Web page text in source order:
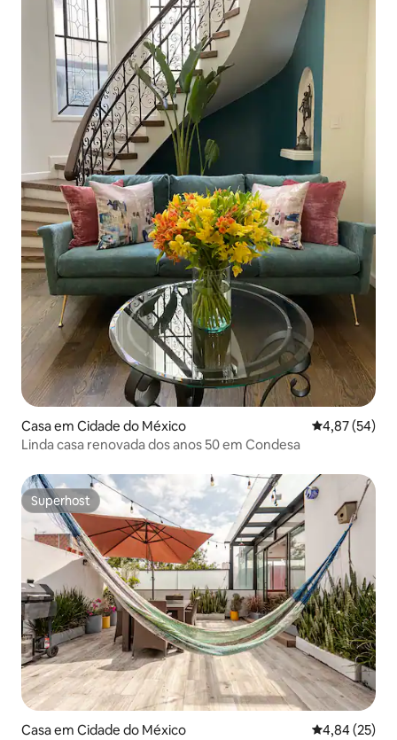
Casa em Cidade do México Classificação
4,87 (54)
Linda casa renovada dos anos 50 em Condesa
Superhost
Superhost
Casa em Cidade do México Classificação
4,84 (25)